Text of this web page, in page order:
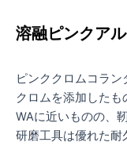
溶融ピンクア
ピンククロムコラ
クロムを添加した
WAに近いものの、
研磨工具は優れた耐